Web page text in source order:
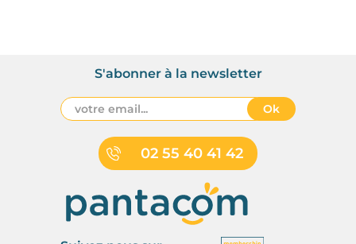
02 55 40 41 42
S'abonner à la newsletter
Ok